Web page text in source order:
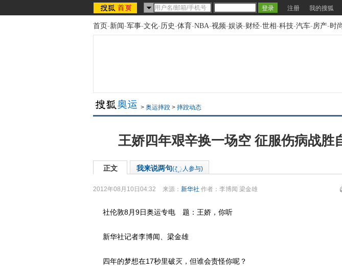
注册 我的搜狐
首页-新闻-军事-文化-历史-体育-NBA-视频-娱谈-财经-世相-科技-汽车-房产-时
> 奥运摔跤 > 摔跤动态
王娇四年艰辛换一场空 征服伤病战胜
正文 我来说两句( 人参与)
2012年08月10日04:32 来源： 新华社 作者：李博闻 梁金雄
社伦敦8月9日奥运专电 题：王娇，你听
新华社记者李博闻、梁金雄
四年的梦想在17秒里破灭，但谁会责怪你呢？